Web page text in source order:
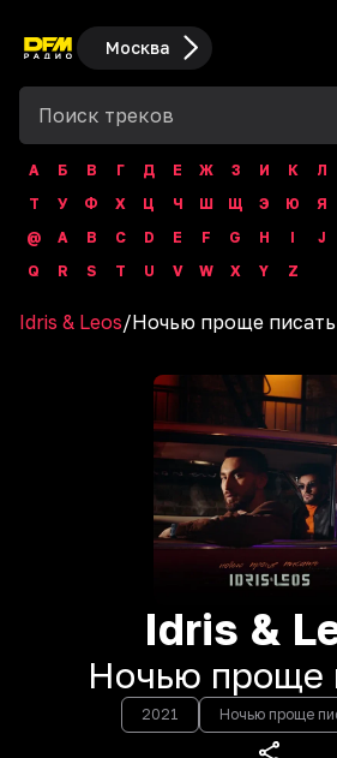
Москва
А Б В Г Д Е Ж З И К Л
Т
У Ф Х Ц Ч Ш Щ Э Ю
Я
@
A B C D E F G H I J
Q
R S T U V W X Y Z
Idris & Leos/Ночью проще писать
Idris &
Ночью проще
2021 Ночью проще